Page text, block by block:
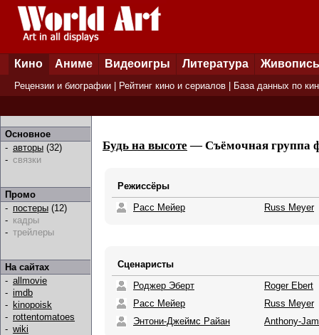
Кино Аниме Видеоигры Литература Живопись
Рецензии и биографии Рейтинг кино и сериалов База данных по
Основное
- авторы (32)
- связки
Промо
- постеры (12)
- кадры
- трейлеры
На сайтах
- allmovie
- imdb
- kinopoisk
- rottentomatoes
- wiki
Будь на высоте — Съёмочная группа
Режиссёры
Расс Мейер
Russ Meyer
Сценаристы
Роджер Эберт
Roger Ebert
Расс Мейер
Russ Meyer
Энтони-Джеймс Райан
Anthony-